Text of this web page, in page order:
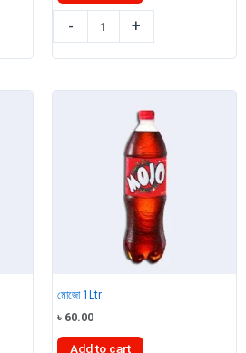
-
2Ltr
quantity
+
মোজো 1Ltr
৳ 60.00
Add to cart